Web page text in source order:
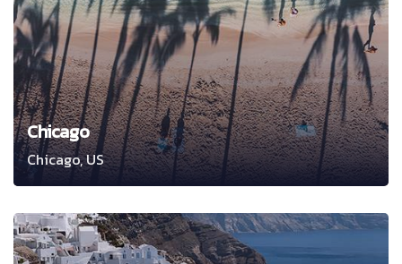
Chicago
Chicago, US